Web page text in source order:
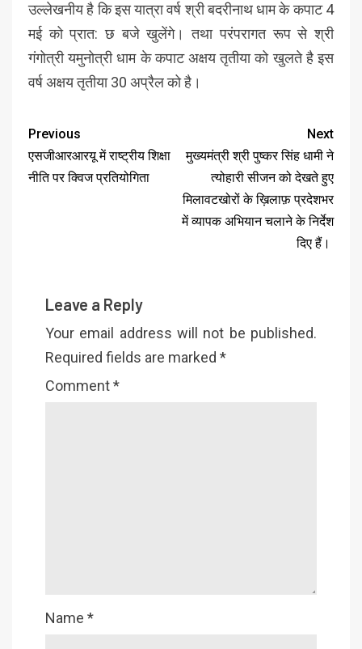
उल्लेखनीय है कि इस यात्रा वर्ष श्री बदरीनाथ धाम के कपाट 4
मई को प्रात: छ बजे खुलेंगे। तथा परंपरागत रूप से श्री
गंगोत्री यमुनोत्री धाम के कपाट अक्षय तृतीया को खुलते है इस
वर्ष अक्षय तृतीया 30 अप्रैल को है।
Previous
एसजीआरआरयू में राष्ट्रीय शिक्षा
नीति पर क्विज प्रतियोगिता
Next
मुख्यमंत्री श्री पुष्कर सिंह धामी ने
त्योहारी सीजन को देखते हुए
मिलावटखोरों के ख़िलाफ़ प्रदेशभर
में व्यापक अभियान चलाने के निर्देश
दिए हैं।
Leave a Reply
Your email address will not be published.
Required fields are marked *
Comment*
Name *